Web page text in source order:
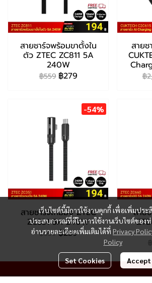
สายชาร์จพร้อมขาตั้งใน
ตัว ZTEC ZC811 5A
240W
฿559 ฿279
สายช
฿
-54%
สายชาร์จเกมมิ่ง ZTEC
ZC351 5A 240W
฿559 ฿259
สาย
เว็บไซต์นี้มีการใช้งานคุกกี้ เพื่อเพิ่มปร
ประสบการณ์ที่ดีในการใช้งานเว็บไซต์ของ
อ่านรายละเอียดเพิ่มเติมได้ที่ Privacy
Policy
Set Cookies Accept